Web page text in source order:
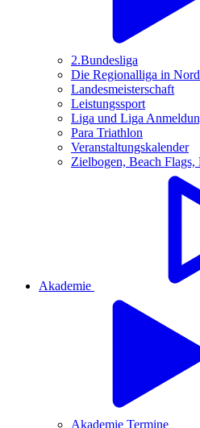
2.Bundesliga
Die Regionalliga in
Landesmeisterschaft
Leistungssport
Liga und Liga
Para Triathlon
Veranstaltungskalender
Zielbogen, Beach Flags,
Akademie
Akademie Termine